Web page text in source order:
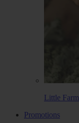
Little Farm
Promotions